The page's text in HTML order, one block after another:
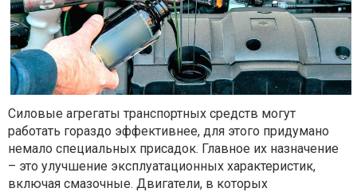
Силовые агрегаты транспортных средств могут
работать гораздо эффективнее, для этого придумано
немало специальных присадок. Главное их назначение
– это улучшение эксплуатационных характеристик,
включая смазочные. Двигатели, в которых